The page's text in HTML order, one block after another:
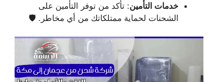
خدمات التأمين: تأكد من توفر التأمين على
الشحنات لحماية ممتلكاتك من أي مخاطر. 🛡️